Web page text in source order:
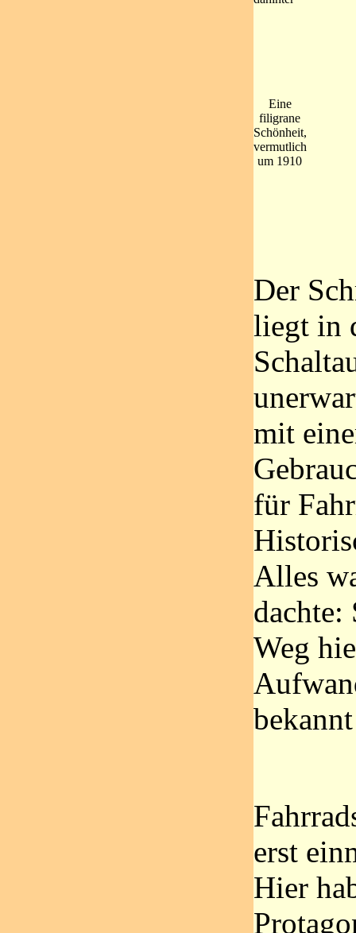
Eine
filigrane
Schönheit,
vermutlich
um 1910
Der
liegt in
mit
für
Alles
dachte:
Weg
erst
Hier